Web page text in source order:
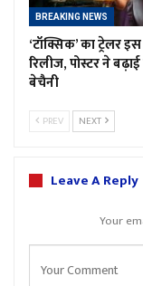
BREAKING NEWS
‘टॉक्सिक’ का ट्रेलर
रिलीज, पोस्टर ने
बेचैनी
PREV NEXT
Leave A Reply
Your